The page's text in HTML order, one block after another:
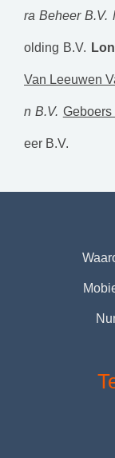
ra Beheer B.V.
olding B.V.
Van Leeuwen
n B.V. Geboers
eer B.V.